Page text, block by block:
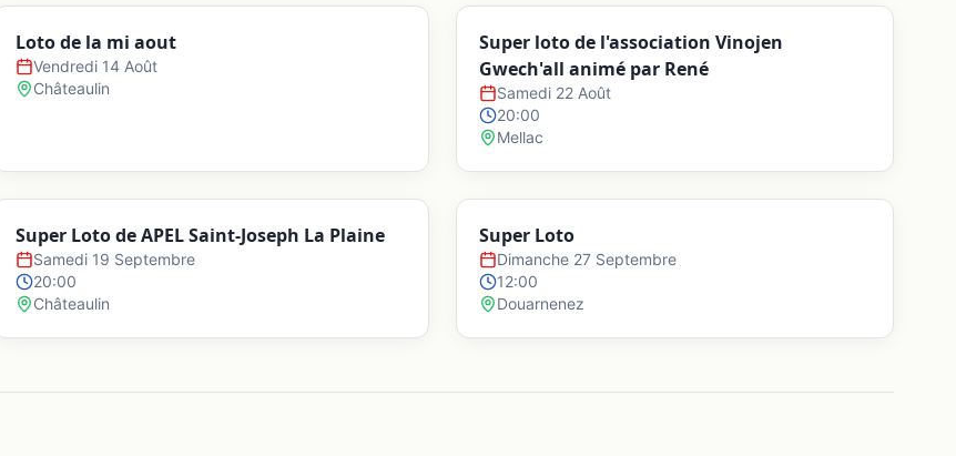
Loto de la mi aout
Vendredi 14 Août
Châteaulin
Super loto de l'association Vinojen
Gwech'all animé par René
Samedi 22 Août
20:00
Mellac
Super Loto de APEL Saint-Joseph La Plaine
Samedi 19 Septembre
20:00
Châteaulin
Super Loto
Dimanche 27 Septembre
12:00
Douarnenez